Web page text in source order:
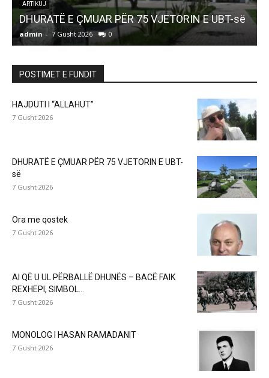
ARTIKUJ
DHURATË E ÇMUAR PËR 75 VJETORIN E UBT-së
admin - 7 Gusht 2026 0
POSTIMET E FUNDIT
HAJDUTI I “ALLAHUT”
7 Gusht 2026
DHURATË E ÇMUAR PËR 75 VJETORIN E UBT-
së
7 Gusht 2026
Ora me qostek
7 Gusht 2026
AI QË U UL PËRBALLË DHUNËS – BACË FAIK
REXHEPI, SIMBOL...
7 Gusht 2026
MONOLOG I HASAN RAMADANIT
7 Gusht 2026